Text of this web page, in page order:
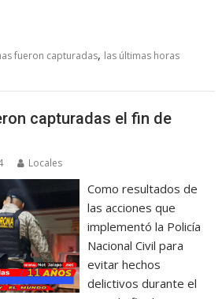
fueron capturadas, las últimas horas
capturadas el fin de
Locales
Como resultados de
las acciones que
implementó la Policía
Nacional Civil para
evitar hechos
delictivos durante el